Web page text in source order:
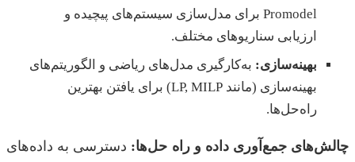
Promodel برای مدل‌سازی سیستم‌های پیچیده و
ارزیابی سناریوهای مختلف.
بهینه‌سازی: به‌کارگیری مدل‌های ریاضی و الگوریتم‌های
بهینه‌سازی (مانند LP, MILP) برای یافتن بهترین
راه‌حل‌ها.
چالش‌های جمع‌آوری داده و راه حل‌ها: دسترسی به داده‌های